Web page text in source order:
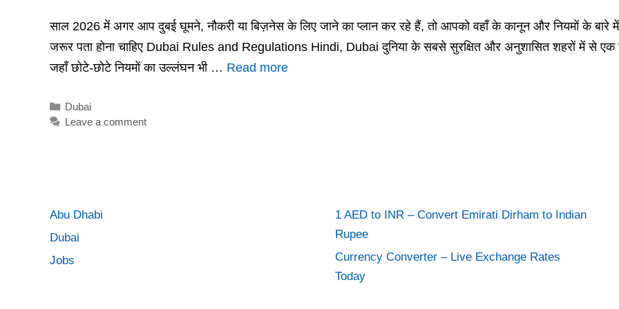
साल 2026 में अगर आप दुबई घूमने, नौकरी या बिज़नेस के लिए जाने का प्लान कर रहे हैं, तो आपको वहाँ के कानून और नियमों के बारे में
जरूर पता होना चाहिए Dubai Rules and Regulations Hindi, Dubai दुनिया के सबसे सुरक्षित और अनुशासित शहरों में से एक
जहाँ छोटे-छोटे नियमों का उल्लंघन भी … Read more
Categories
Dubai
Leave a comment
Abu Dhabi
Dubai
Jobs
1 AED to INR – Convert Emirati Dirham to Indian
Rupee
Currency Converter – Live Exchange Rates
Today